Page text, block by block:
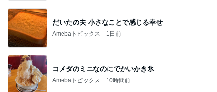
だいたの夫 小さなことで感じる幸せ
Amebaトピックス 1日前
コメダのミニなのにでかいかき氷
Amebaトピックス 10時間前